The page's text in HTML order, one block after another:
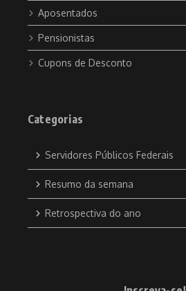
Aposentados
Pensionistas
Cupons de Desconto
Categorias
Servidores Públicos Federais
Resumo da semana
Retrospectiva do ano